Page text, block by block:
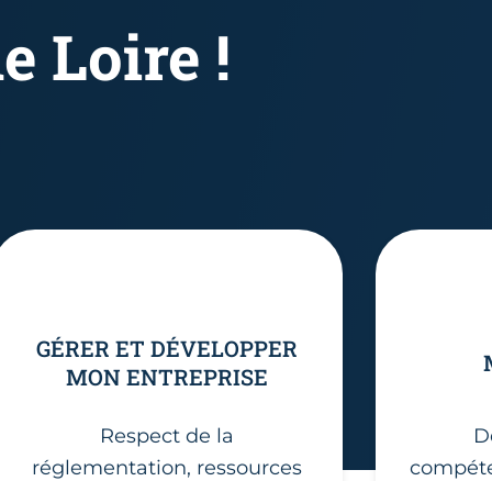
Loire !
GÉRER ET DÉVELOPPER
MON ENTREPRISE
Respect de la
réglementation, ressources